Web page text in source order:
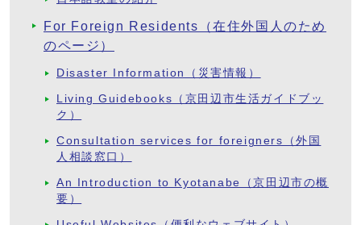
For Foreign Residents（在住外国人のため
のページ）
Disaster Information（災害情報）
Living Guidebooks（京田辺市生活ガイドブッ
ク）
Consultation services for foreigners（外国
人相談窓口）
An Introduction to Kyotanabe（京田辺市の概
要）